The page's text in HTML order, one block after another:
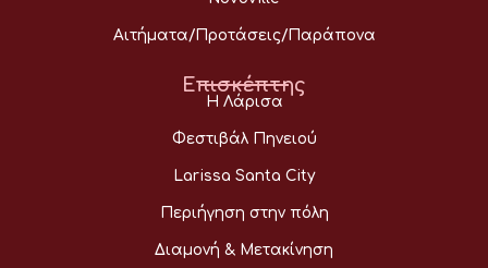
Αιτήματα/Προτάσεις/Παράπονα
Επισκέπτης
Η Λάρισα
Φεστιβάλ Πηνειού
Larissa Santa City
Περιήγηση στην πόλη
Διαμονή & Μετακίνηση